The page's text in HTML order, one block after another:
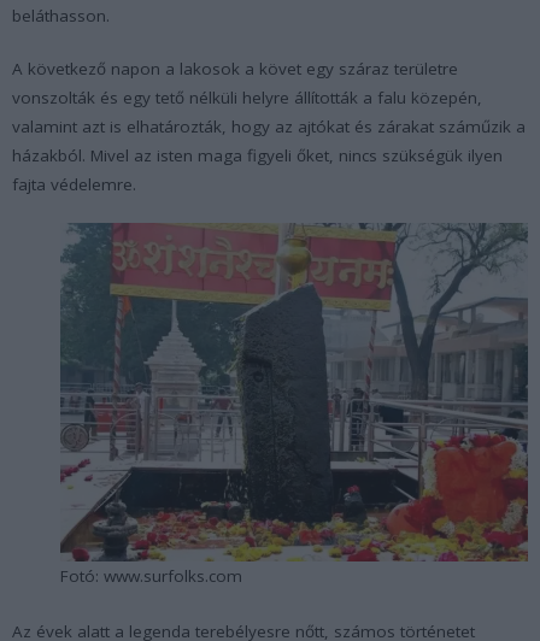
beláthasson.
A következő napon a lakosok a követ egy száraz területre
vonszolták és egy tető nélküli helyre állították a falu közepén,
valamint azt is elhatározták, hogy az ajtókat és zárakat száműzik a
házakból. Mivel az isten maga figyeli őket, nincs szükségük ilyen
fajta védelemre.
Fotó: www.surfolks.com
Az évek alatt a legenda terebélyesre nőtt, számos történetet